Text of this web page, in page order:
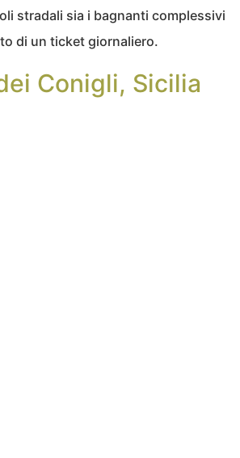
stradali sia i bagnanti complessivi
di un ticket giornaliero.
Conigli, Sicilia